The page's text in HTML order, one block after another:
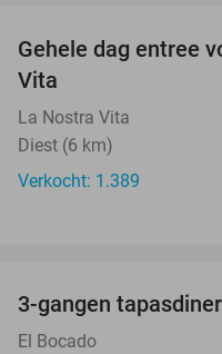
Gehele dag entree
Vita
La Nostra Vita
Diest (6 km)
Verkocht: 1.389
3-gangen
El Bocado